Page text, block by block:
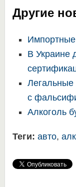
Другие
В Украине
Легальные
с
Алкоголь
Теги: авто,